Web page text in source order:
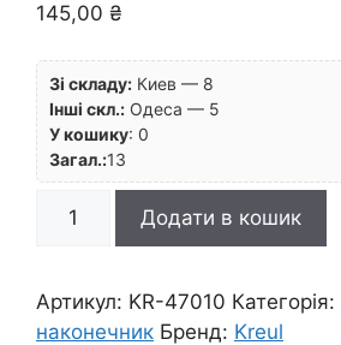
145,00 ₴
Зі складу: Киев — 8
Інші скл.: Одеса — 5
У кошику: 0
Загал.:13
лакуючий
Hobby
Line
Додати в кошик
Артикул: KR-47010 Категорія:
наконечник Бренд: Kreul